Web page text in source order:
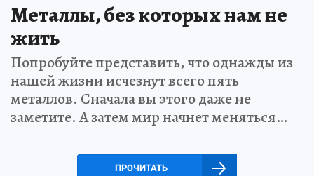
Металлы, без которых нам не
жить
Попробуйте представить, что однажды из
нашей жизни исчезнут всего пять
металлов. Сначала вы этого даже не
заметите. А затем мир начнет меняться…
ПРОЧИТАТЬ